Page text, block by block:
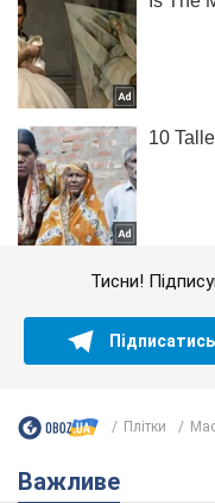
Тисни!
Підписатись
Плітки
Важливе